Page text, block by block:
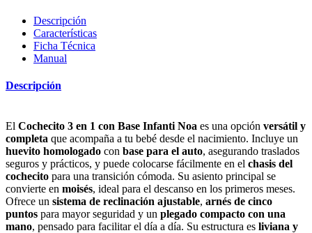
Descripción
Características
Ficha Técnica
Manual
Descripción
El Cochecito 3 en 1 con Base Infanti Noa es una opción versátil y
completa que acompaña a tu bebé desde el nacimiento. Incluye un
huevito homologado con base para el auto, asegurando traslados
seguros y prácticos, y puede colocarse fácilmente en el chasis del
cochecito para una transición cómoda. Su asiento principal se
convierte en moisés, ideal para el descanso en los primeros meses.
Ofrece un sistema de reclinación ajustable, arnés de cinco
puntos para mayor seguridad y un plegado compacto con una
mano, pensado para facilitar el día a día. Su estructura es liviana y